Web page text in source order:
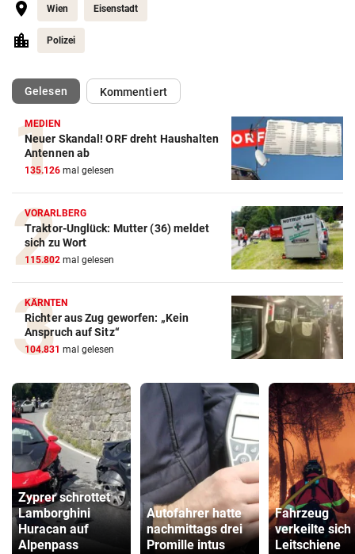
Wien Eisenstadt
Polizei
Gelesen(ausgewählt)Kommentiert
MEDIEN
Neuer Skandal! ORF dreht Haushalten
Antennen ab
135.126 mal gelesen
VORARLBERG
Traktor-Unglück: Mutter (36) meldet
sich zu Wort
115.802 mal gelesen
KÄRNTEN
Richter aus Zug geworfen: „Kein
Anspruch auf Sitz“
104.831 mal gelesen
Zyprer schrottet
Lamborghini
Huracan auf
Alpenpass
Autofahrer hatte
nachmittags drei
Promille intus
Fahrzeug
verkeilte sich
Leitschiene